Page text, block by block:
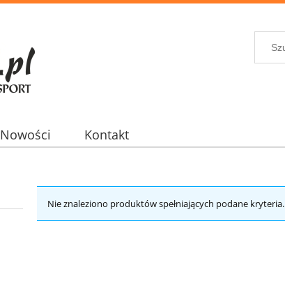
Nowości Kontakt
Nie znaleziono produktów spełniających podane kryteria.